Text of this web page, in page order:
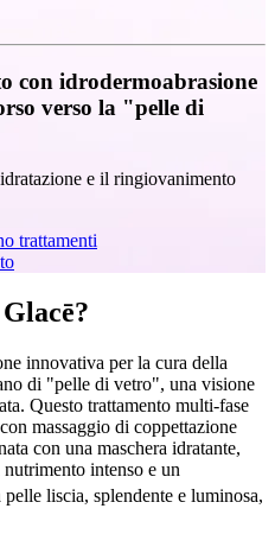
con idrodermoabrasione
verso la "pelle di
e il ringiovanimento
trattamenti
innovativa per la cura della
di "pelle di vetro", una visione
Questo trattamento multi-fase
massaggio di coppettazione
con una maschera idratante,
intenso e un
liscia, splendente e luminosa,